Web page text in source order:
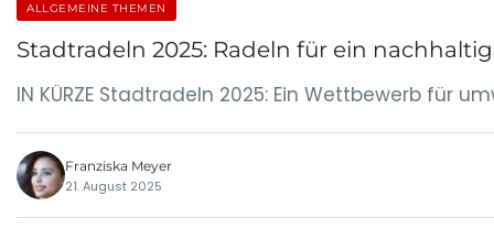
ALLGEMEINE THEMEN
Stadtradeln 2025: Radeln für ein
IN KÜRZE Stadtradeln 2025: Ein Wettbewerb für
Franziska Meyer
21. August 2025